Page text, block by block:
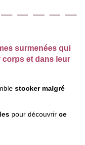
surmenées qui
corps et dans leur
stocker malgré
pour découvrir ce